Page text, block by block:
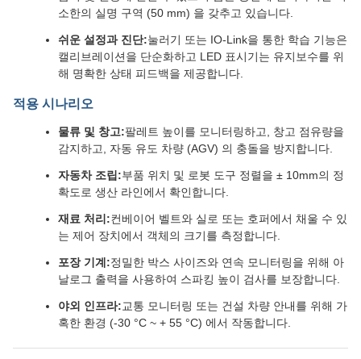
소한의 실명 구역 (50 mm) 을 갖추고 있습니다.
쉬운 설정과 진단:눌러기 또는 IO-Link을 통한 학습 기능은
캘리브레이션을 단순화하고 LED 표시기는 유지보수를 위
해 명확한 상태 피드백을 제공합니다.
적용 시나리오
물류 및 창고:팔레트 높이를 모니터링하고, 창고 점유량을
감지하고, 자동 유도 차량 (AGV) 의 충돌을 방지합니다.
자동차 조립:부품 위치 및 로봇 도구 정렬을 ± 10mm의 정
확도로 생산 라인에서 확인합니다.
재료 처리:컨베이어 벨트와 실로 또는 호퍼에서 채울 수 있
는 제어 장치에서 객체의 크기를 측정합니다.
포장 기계:정밀한 박스 사이즈와 연속 모니터링을 위해 아
날로그 출력을 사용하여 스파킹 높이 검사를 보장합니다.
야외 인프라:교통 모니터링 또는 건설 차량 안내를 위해 가
혹한 환경 (-30 °C ~ + 55 °C) 에서 작동합니다.